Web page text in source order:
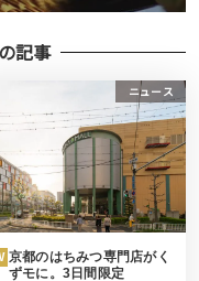
記事
ニュース
京都のはちみつ専門店がく
ずモに。3日間限定